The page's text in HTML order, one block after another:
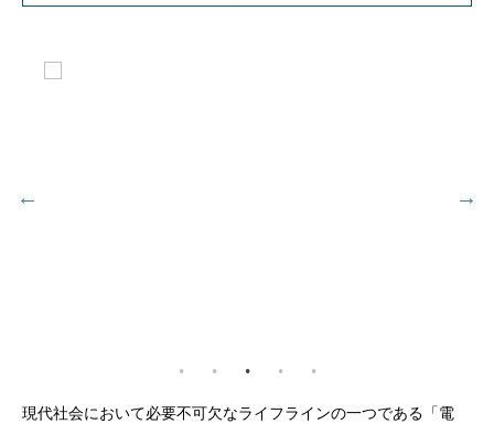
現代社会において必要不可欠なライフラインの一つである「電